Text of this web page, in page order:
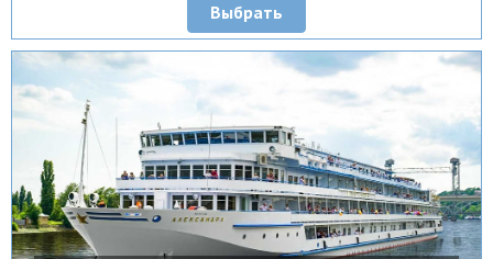
Выбрать